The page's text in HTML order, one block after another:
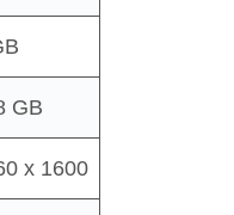
GB
x 1600